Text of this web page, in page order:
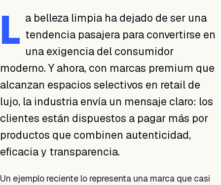
L a belleza limpia ha dejado de ser una
tendencia pasajera para convertirse en
una exigencia del consumidor
moderno. Y ahora, con marcas premium que
alcanzan espacios selectivos en retail de
lujo, la industria envía un mensaje claro: los
clientes están dispuestos a pagar más por
productos que combinen autenticidad,
eficacia y transparencia.
Un ejemplo reciente lo representa una marca que casi